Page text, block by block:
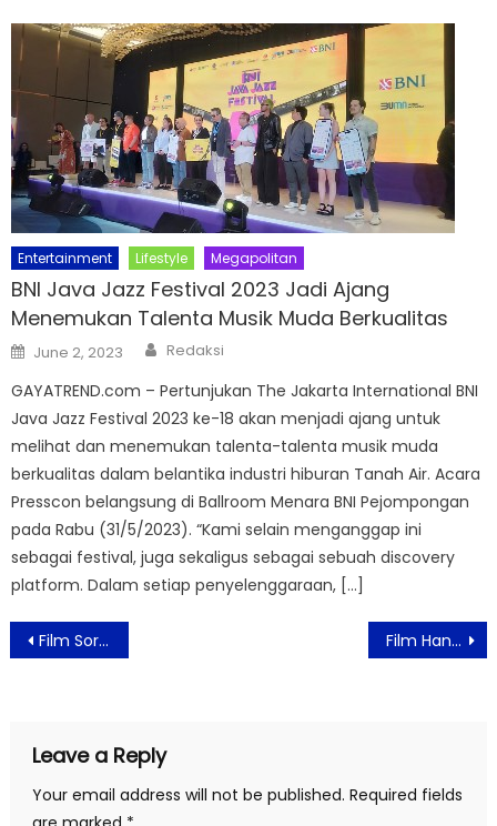
Entertainment Lifestyle Megapolitan
BNI Java Jazz Festival 2023 Jadi Ajang
Menemukan Talenta Musik Muda Berkualitas
Posted
on
June 2, 2023 Author
Redaksi
GAYATREND.com – Pertunjukan The Jakarta International BNI
Java Jazz Festival 2023 ke-18 akan menjadi ajang untuk
melihat dan menemukan talenta-talenta musik muda
berkualitas dalam belantika industri hiburan Tanah Air. Acara
Presscon belangsung di Ballroom Menara BNI Pejompongan
pada Rabu (31/5/2023). “Kami selain menganggap ini
sebagai festival, juga sekaligus sebagai sebuah discovery
platform. Dalam setiap penyelenggaraan, […]
Post
navigation
Film Sore: Istri dari Masa Depan, Cerita Romansa Siap Membuat Penonton Tercengang Film Hanya Namamu Dalam Doaku, Kisah Menyentuh Pejuang ALS di Tengah Dinamika Rumah Tangga
Leave a Reply
Your email address will not be published. Required fields